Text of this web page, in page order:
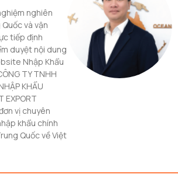
nghiên
và vận
tiếp định
duyệt nội dung
Nhập Khẩu
TY TNHH
KHẨU
EXPORT
vị chuyên
khẩu chính
Quốc về Việt